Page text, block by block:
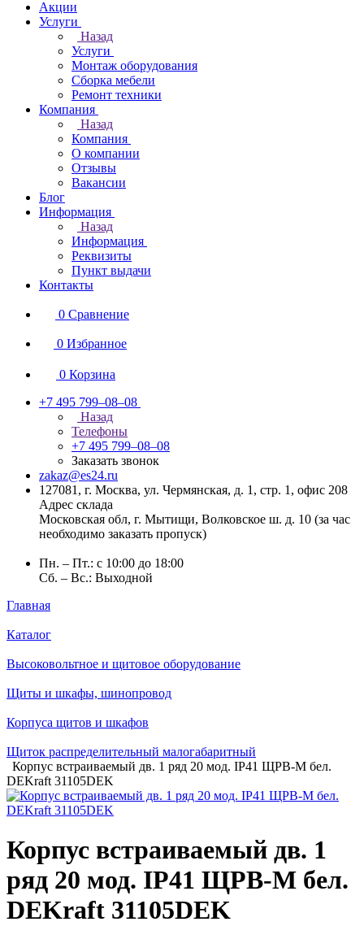
Акции
Услуги
Назад
Услуги
Монтаж оборудования
Сборка мебели
Ремонт техники
Компания
Назад
Компания
О компании
Отзывы
Вакансии
Блог
Информация
Назад
Информация
Реквизиты
Пункт выдачи
Контакты
0 Сравнение
0 Избранное
0 Корзина
+7 495 799–08–08
Назад
Телефоны
+7 495 799–08–08
Заказать звонок
zakaz@es24.ru
127081, г. Москва, ул. Чермянская, д. 1, стр. 1, офис 208
Адрес склада
Московская обл, г. Мытищи, Волковское ш. д. 10 (за час
необходимо заказать пропуск)
Пн. – Пт.: с 10:00 до 18:00
Сб. – Вс.: Выходной
Главная
Каталог
Высоковольтное и щитовое оборудование
Щиты и шкафы, шинопровод
Корпуса щитов и шкафов
Щиток распределительный малогабаритный
Корпус встраиваемый дв. 1 ряд 20 мод. IP41 ЩРВ-М бел.
DEKraft 31105DEK
Корпус встраиваемый дв. 1
ряд 20 мод. IP41 ЩРВ-М бел.
DEKraft 31105DEK